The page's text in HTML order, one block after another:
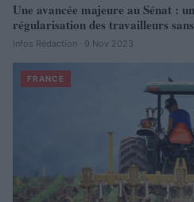
Une avancée majeure au Sénat :
régularisation des travailleurs
Infos Rédaction · 9 Nov 2023
FRANCE